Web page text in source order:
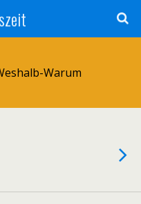
Warum